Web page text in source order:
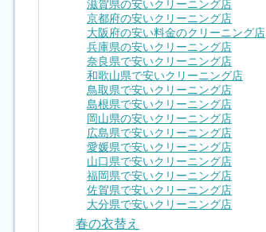
滋賀県の安いクリーニング店
京都府の安いクリーニング店
大阪府の安い料金のクリーニング店
兵庫県の安いクリーニング店
奈良県で安いクリーニング店
和歌山県で安いクリーニング店
鳥取県で安いクリーニング店
島根県で安いクリーニング店
岡山県の安いクリーニング店
広島県で安いクリーニング店
愛媛県で安いクリーニング店
山口県で安いクリーニング店
福岡県で安いクリーニング店
佐賀県で安いクリーニング店
大分県で安いクリーニング店
春の衣替え